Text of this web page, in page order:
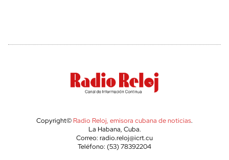
Copyright© Radio Reloj, emisora cubana de noticias.
La Habana, Cuba.
Correo: radio.reloj@icrt.cu
Teléfono: (53) 78392204